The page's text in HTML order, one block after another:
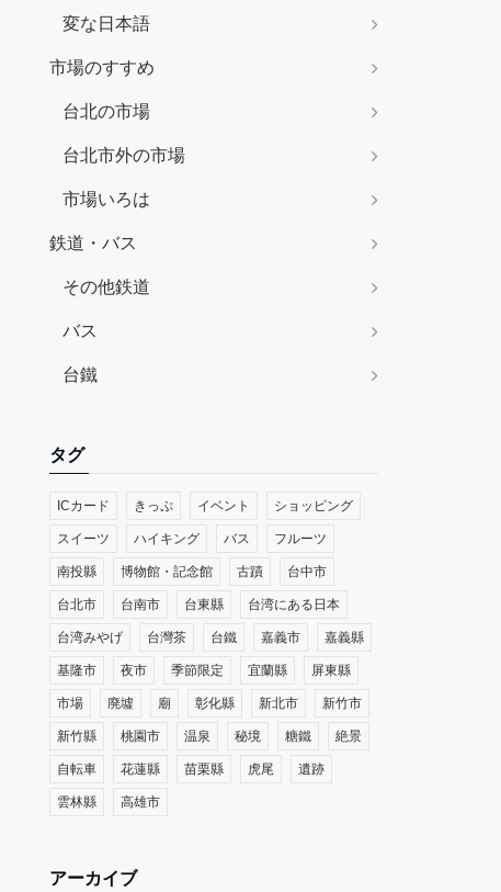
変な日本語
市場のすすめ
台北の市場
台北市外の市場
市場いろは
鉄道・バス
その他鉄道
バス
台鐵
タグ
ICカード きっぷ イベント ショッピング
スイーツ ハイキング バス フルーツ
南投縣 博物館・記念館 古蹟 台中市
台北市 台南市 台東縣 台湾にある日本
台湾みやげ 台灣茶 台鐵 嘉義市 嘉義縣
基隆市 夜市 季節限定 宜蘭縣 屏東縣
市場 廃墟 廟 彰化縣 新北市 新竹市
新竹縣 桃園市 温泉 秘境 糖鐵 絶景
自転車 花蓮縣 苗栗縣 虎尾 遺跡
雲林縣 高雄市
アーカイブ